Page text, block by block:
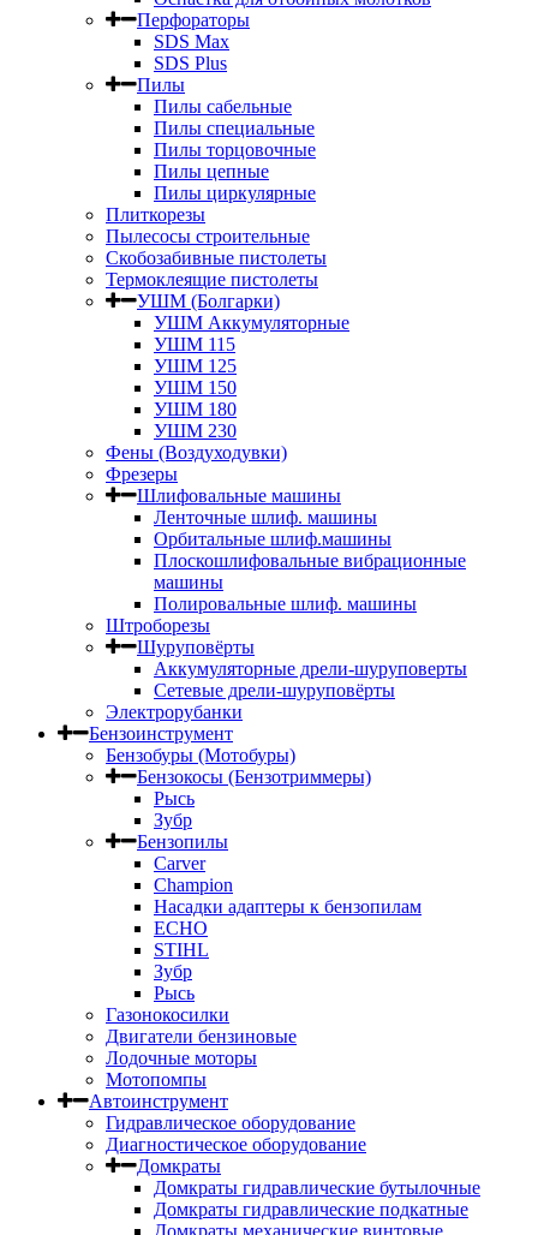
Перфораторы
SDS Max
SDS Plus
Пилы
Пилы сабельные
Пилы специальные
Пилы торцовочные
Пилы цепные
Пилы циркулярные
Плиткорезы
Пылесосы строительные
Скобозабивные пистолеты
Термоклеящие пистолеты
УШМ (Болгарки)
УШМ Аккумуляторные
УШМ 115
УШМ 125
УШМ 150
УШМ 180
УШМ 230
Фены (Воздуходувки)
Фрезеры
Шлифовальные машины
Ленточные шлиф. машины
Орбитальные шлиф.машины
Плоскошлифовальные вибрационные
машины
Полировальные шлиф. машины
Штроборезы
Шуруповёрты
Аккумуляторные дрели-шуруповерты
Сетевые дрели-шуруповёрты
Электрорубанки
Бензоинструмент
Бензобуры (Мотобуры)
Бензокосы (Бензотриммеры)
Рысь
Зубр
Бензопилы
Carver
Champion
Насадки адаптеры к бензопилам
ECHO
STIHL
Зубр
Рысь
Газонокосилки
Двигатели бензиновые
Лодочные моторы
Мотопомпы
Автоинструмент
Гидравлическое оборудование
Диагностическое оборудование
Домкраты
Домкраты гидравлические бутылочные
Домкраты гидравлические подкатные
Домкраты механические винтовые